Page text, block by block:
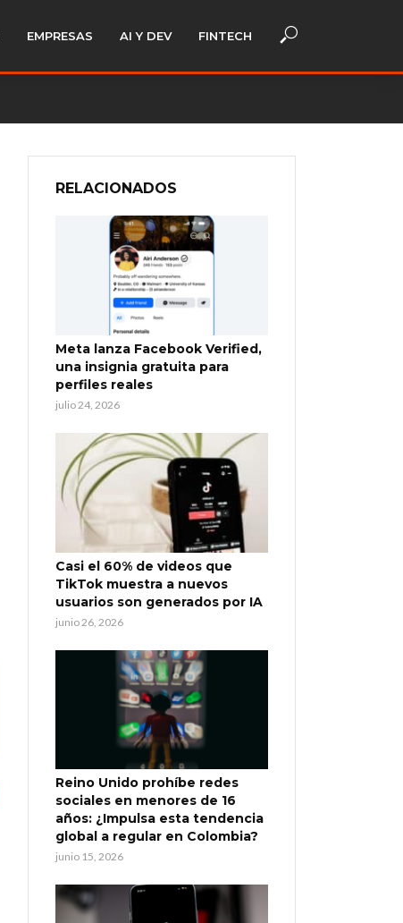
EMPRESAS AI Y DEV FINTECH
RELACIONADOS
Meta lanza Facebook Verified,
una insignia gratuita para
perfiles reales
julio 24, 2026
Casi el 60% de videos que
TikTok muestra a nuevos
usuarios son generados por IA
junio 26, 2026
Reino Unido prohíbe redes
sociales en menores de 16
años: ¿Impulsa esta tendencia
global a regular en Colombia?
junio 15, 2026